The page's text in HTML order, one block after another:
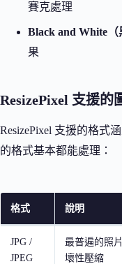
賽克處理
Black and White（
果
ResizePixel 支援的
ResizePixel 支援的格式
的格式基本都能處理：
格式 說明
JPG /
JPEG
最普遍的照
壞性壓縮